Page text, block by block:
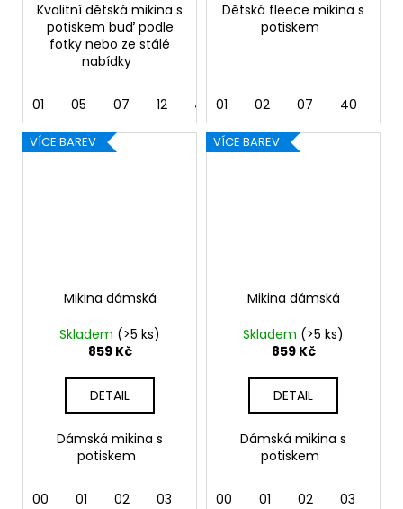
Kvalitní dětská mikina s
potiskem buď podle
fotky nebo ze stálé
nabídky
01 05 07 12 40 44 62
Dětská fleece mikina s
potiskem
01 02 07 40
VÍCE BAREV
Mikina dámská
Skladem (>5 ks)
859 Kč
DETAIL
Dámská mikina s
potiskem
00 01 02 03 06 07
VÍCE BAREV
Mikina dámská
Skladem (>5 ks)
859 Kč
DETAIL
Dámská mikina s
potiskem
00 01 02 03